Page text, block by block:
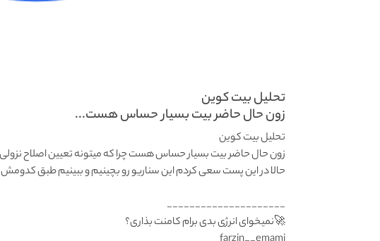
تحلیل بیت کوین
زون حال حاضر بیت بسیار حساس هست...
تحلیل بیت کوین
زون حال حاضر بیت بسیار حساس هست چرا که میتونه تعیین اصلاح
حالا در این پست سعی کردم این سناریو رو بچینیم و ببینیم طبق
_____________________